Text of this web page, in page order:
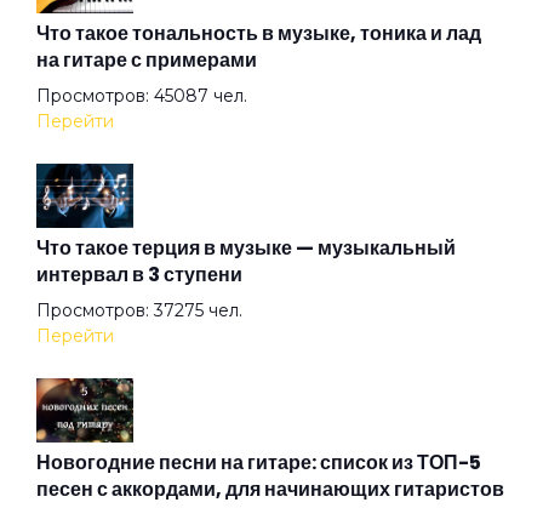
Мультибрендовый
Не забирай меня с пати
Не заметив
Не надо меня узнавать
Одно и то же
Что такое тональность в музыке, тоника и лад
на гитаре с примерами
Просмотров: 45087 чел.
Перейти
Что такое терция в музыке — музыкальный
интервал в 3 ступени
Просмотров: 37275 чел.
Перейти
Новогодние песни на гитаре: список из ТОП-5
песен с аккордами, для начинающих гитаристов